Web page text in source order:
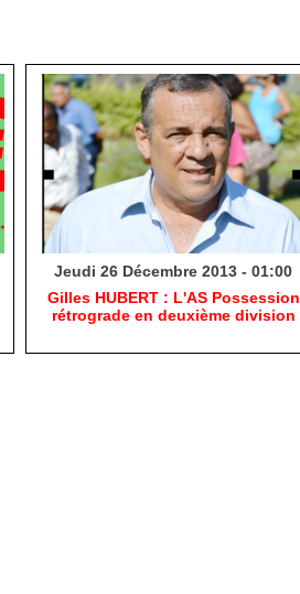
Jeudi 26 Décembre 2013 - 01:00
Gilles HUBERT : L'AS Possession
rétrograde en deuxième division